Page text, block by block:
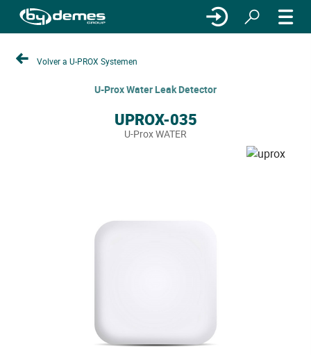
Volver a U-PROX Systemen
U-Prox Water Leak Detector
UPROX-035
U-Prox WATER